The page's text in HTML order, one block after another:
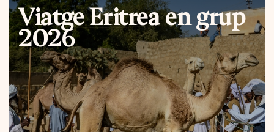
Viatge Eritrea en grup
2026